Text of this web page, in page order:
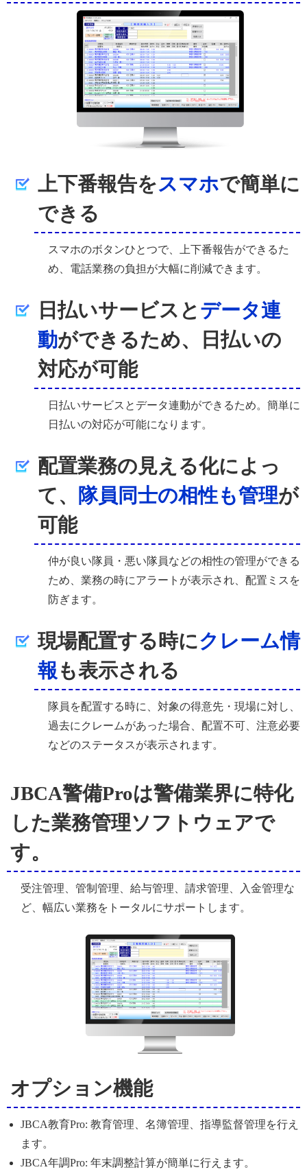
上下番報告をスマホで簡単に
できる
スマホのボタンひとつで、上下番報告ができるた
め、電話業務の負担が大幅に削減できます。
日払いサービスとデータ連
動ができるため、日払いの
対応が可能
日払いサービスとデータ連動ができるため。簡単に
日払いの対応が可能になります。
配置業務の見える化によっ
て、
隊員同士の相性も管理が
可能
仲が良い隊員・悪い隊員などの相性の管理ができる
ため、業務の時にアラートが表示され、配置ミスを
防ぎます。
現場配置する時にクレーム情
報 も表示される
隊員を配置する時に、対象の得意先・現場に対し、
過去にクレームがあった場合、配置不可、注意必要
などのステータスが表示されます。
JBCA警備Proは警備業界に特化
した業務管理ソフトウェアで
す。
受注管理、管制管理、給与管理、請求管理、入金管理な
ど、幅広い業務をトータルにサポートします。
オプション機能
JBCA教育Pro: 教育管理、名簿管理、指導監督管理を行え
ます。
JBCA年調Pro: 年末調整計算が簡単に行えます。